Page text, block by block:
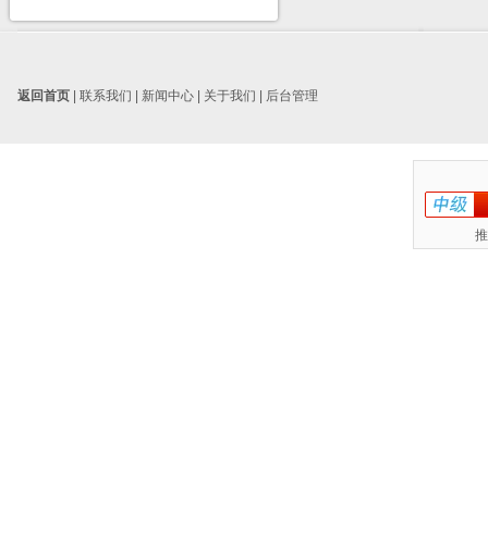
返回首页 联系我们 新闻中心 关于我们 后台管理